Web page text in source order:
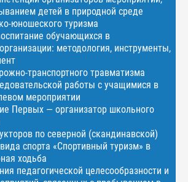
детей в природной среде
юношеского туризма
обучающихся в
методология, инструменты,
транспортного травматизма
работы с учащимися в
мероприятии
Первых — организатор школьного
по северной (скандинавской)
спорта «Спортивный туризм» в
ходьба
педагогической целесообразности и